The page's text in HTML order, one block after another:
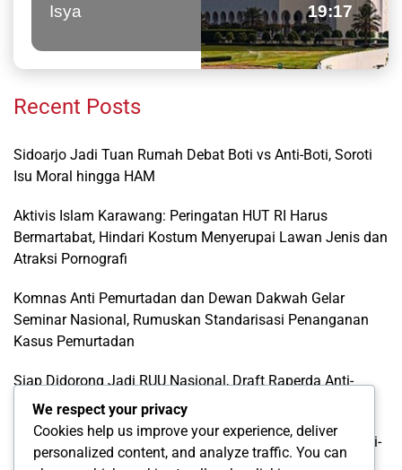
Isya 19:17
Recent Posts
Sidoarjo Jadi Tuan Rumah Debat Boti vs Anti-Boti, Soroti
Isu Moral hingga HAM
Aktivis Islam Karawang: Peringatan HUT RI Harus
Bermartabat, Hindari Kostum Menyerupai Lawan Jenis dan
Atraksi Pornografi
Komnas Anti Pemurtadan dan Dewan Dakwah Gelar
Seminar Nasional, Rumuskan Standarisasi Penanganan
Kasus Pemurtadan
Siap Didorong Jadi RUU Nasional, Draft Raperda Anti-
LGBTQ+ Karawang Diterima Ust. Roinul Balad
Wujud Kontribusi Karawang: Cetuskan Draft Raperda Anti-
L68TQ+ Hingga Tingkat Pusat
We respect your privacy
Cookies help us improve your experience, deliver
personalized content, and analyze traffic. You can